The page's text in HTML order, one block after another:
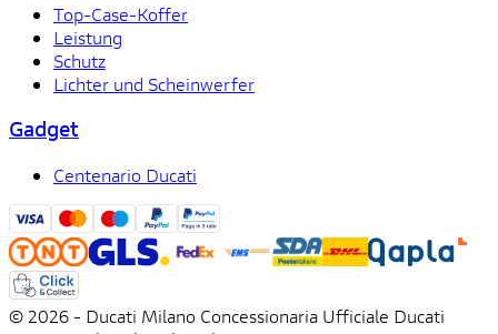
Top-Case-Koffer
Leistung
Schutz
Lichter und Scheinwerfer
Gadget
Centenario Ducati
© 2026 - Ducati Milano Concessionaria Ufficiale Ducati